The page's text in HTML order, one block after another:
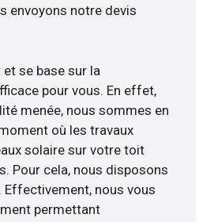
envoyons notre devis
se base sur la
pour vous. En effet,
menée, nous sommes en
où les travaux
solaire sur votre toit
Pour cela, nous disposons
nous vous
permettant